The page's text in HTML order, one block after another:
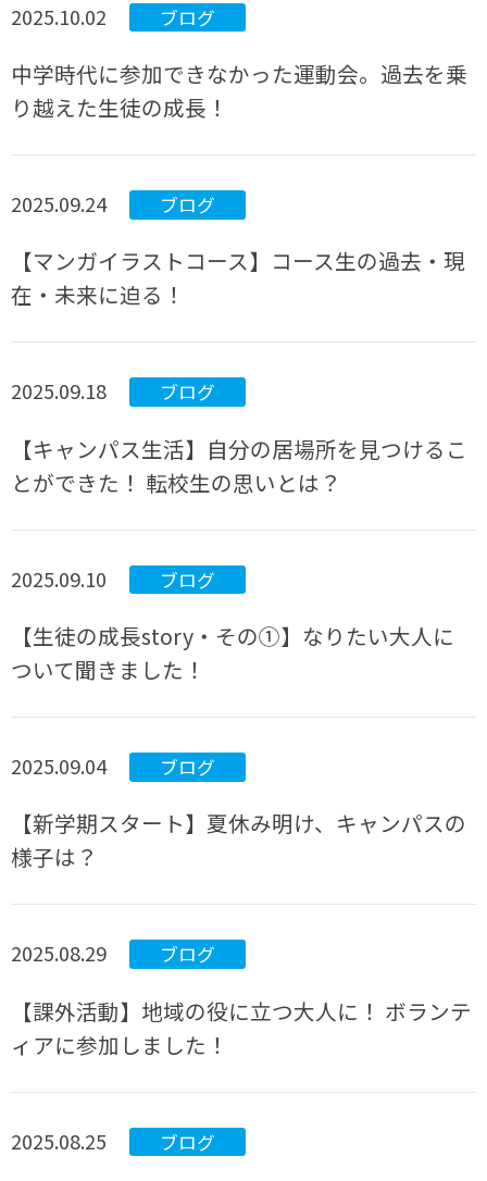
2025.10.02 ブログ
中学時代に参加できなかった運動会。過去を乗
り越えた生徒の成長！
2025.09.24 ブログ
【マンガイラストコース】コース生の過去・現
在・未来に迫る！
2025.09.18 ブログ
【キャンパス生活】自分の居場所を見つけるこ
とができた！ 転校生の思いとは？
2025.09.10 ブログ
【生徒の成長story・その①】なりたい大人に
ついて聞きました！
2025.09.04 ブログ
【新学期スタート】夏休み明け、キャンパスの
様子は？
2025.08.29 ブログ
【課外活動】地域の役に立つ大人に！ ボランテ
ィアに参加しました！
2025.08.25 ブログ